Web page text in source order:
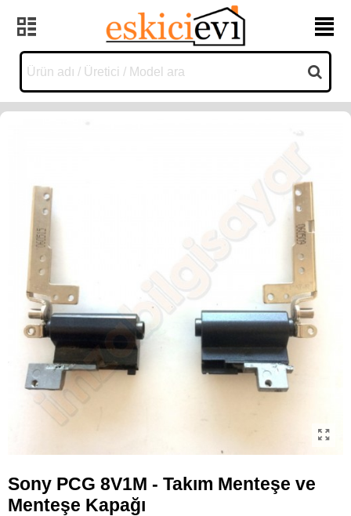
Sony PCG 8V1M - Takım Menteşe ve
Menteşe Kapağı